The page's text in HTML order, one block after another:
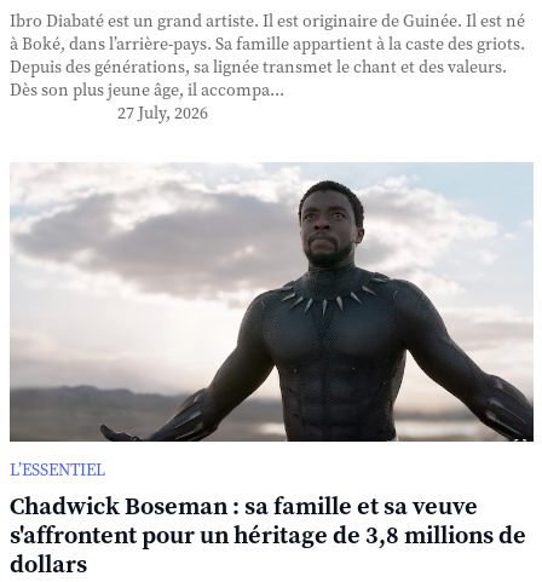
Ibro Diabaté est un grand artiste. Il est originaire de Guinée. Il est né
à Boké, dans l’arrière-pays. Sa famille appartient à la caste des griots.
Depuis des générations, sa lignée transmet le chant et des valeurs.
Dès son plus jeune âge, il accompa...
27 July, 2026
L’ESSENTIEL
Chadwick Boseman : sa famille et sa veuve
s'affrontent pour un héritage de 3,8 millions de
dollars